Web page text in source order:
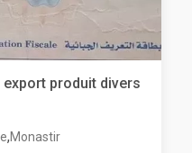
export produit divers
,Monastir